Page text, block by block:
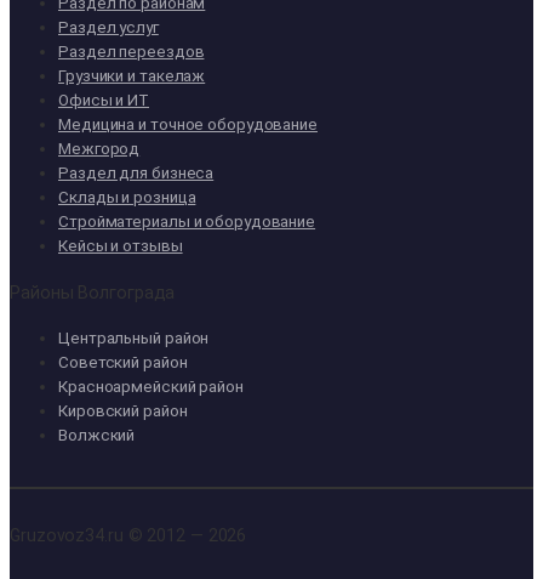
Раздел услуг
Раздел переездов
Грузчики и такелаж
Офисы и ИТ
Медицина и точное оборудование
Межгород
Раздел для бизнеса
Склады и розница
Стройматериалы и оборудование
Кейсы и отзывы
Районы Волгограда
Центральный район
Советский район
Красноармейский район
Кировский район
Волжский
Gruzovoz34.ru © 2012 — 2026